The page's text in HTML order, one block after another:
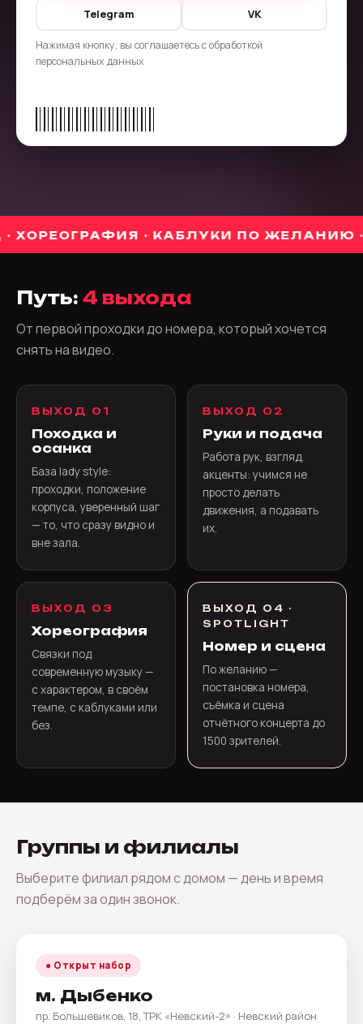
Telegram VK
Нажимая кнопку, вы соглашаетесь собработкой
персональных данных
· КАБЛУКИ ПО ЖЕЛАНИЮ · С
Путь: 4 выхода
От первой проходки до номера, который хочется
снять на видео.
ВЫХОД 01
Походка и
осанка
База lady style:
проходки, положение
корпуса, уверенный шаг
— то, что сразу видно и
вне зала.
ВЫХОД 02
Руки и подача
Работа рук, взгляд,
акценты: учимся не
просто делать
движения, а подавать
их.
ВЫХОД 03
Хореография
Связки под
современную музыку —
с характером, в своём
темпе, с каблуками или
без.
ВЫХОД 04 ·
SPOTLIGHT
Номер и сцена
По желанию —
постановка номера,
съёмка и сцена
отчётного концерта до
1500 зрителей.
Группы и филиалы
Выберите филиал рядом с домом — день и время
подберём за один звонок.
● Открыт набор
м. Дыбенко
пр. Большевиков, 18, ТРК «Невский-2» · Невский район